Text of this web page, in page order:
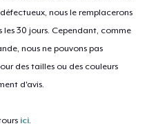
nous le remplacerons
les 30 jours. Cependant, comme
nous ne pouvons pas
des tailles ou des couleurs
d'avis.
ici.